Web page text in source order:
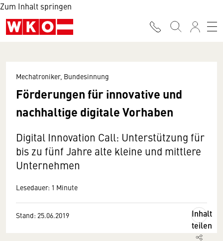
Zum Inhalt springen
Mechatroniker, Bundesinnung
Förderungen für innovative und
nachhaltige digitale Vorhaben
Digital Innovation Call: Unterstützung für
bis zu fünf Jahre alte kleine und mittlere
Unternehmen
Lesedauer: 1 Minute
Stand: 25.06.2019
Inhalt
teilen